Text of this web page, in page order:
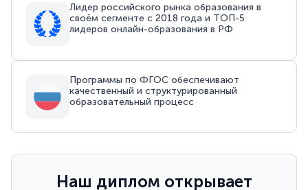
Лидер российского рынка образования в
своём сегменте с 2018 года и ТОП-5
лидеров онлайн-образования в РФ
Программы по ФГОС обеспечивают
качественный и структурированный
образовательный процесс
Наш диплом открывает